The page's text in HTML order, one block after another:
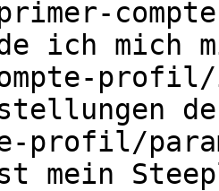
ich mich
profil/
mein